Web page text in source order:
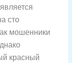
сто
мошенники
красный